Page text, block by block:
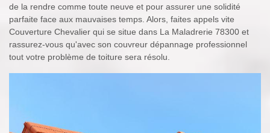
de la rendre comme toute neuve et pour assurer une solidité
parfaite face aux mauvaises temps. Alors, faites appels vite
Couverture Chevalier qui se situe dans La Maladrerie 78300 et
rassurez-vous qu'avec son couvreur dépannage professionnel
tout votre problème de toiture sera résolu.